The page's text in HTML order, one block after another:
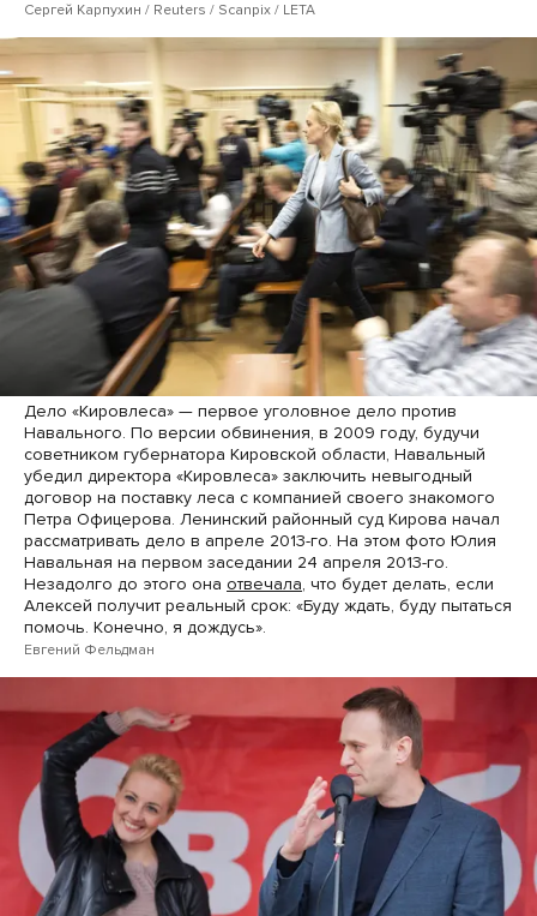
Сергей Карпухин / Reuters / Scanpix / LETA
Дело «Кировлеса» — первое уголовное дело против
Навального. По версии обвинения, в 2009 году, будучи
советником губернатора Кировской области, Навальный
убедил директора «Кировлеса» заключить невыгодный
договор на поставку леса с компанией своего знакомого
Петра Офицерова. Ленинский районный суд Кирова начал
рассматривать дело в апреле 2013-го. На этом фото Юлия
Навальная на первом заседании 24 апреля 2013-го.
Незадолго до этого она отвечала, что будет делать, если
Алексей получит реальный срок: «Буду ждать, буду пытаться
помочь. Конечно, я дождусь».
Евгений Фельдман